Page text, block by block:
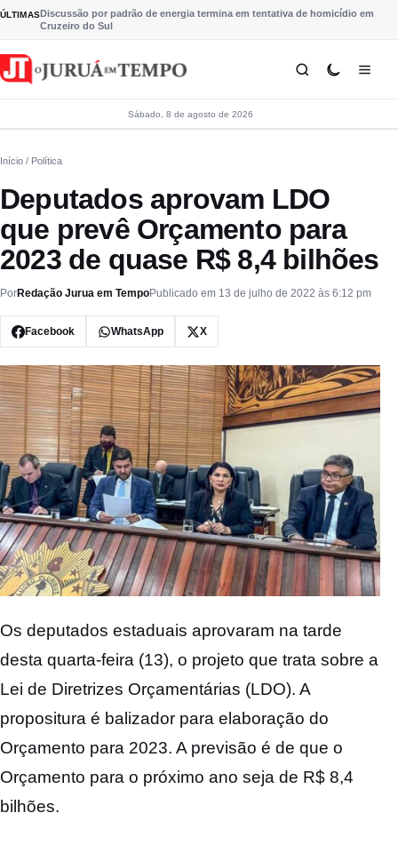
Pular para o conteúdo
ÚLTIMASDiscussão por padrão de energia termina em tentativa de homicídio em
Cruzeiro do Sul
Sábado, 8 de agosto de 2026
Início / Política
Deputados aprovam LDO
que prevê Orçamento para
2023 de quase R$ 8,4 bilhões
PorRedação Jurua em TempoPublicado em 13 de julho de 2022 às 6:12 pm
Facebook WhatsApp X
Os deputados estaduais aprovaram na tarde
desta quarta-feira (13), o projeto que trata sobre a
Lei de Diretrizes Orçamentárias (LDO). A
propositura é balizador para elaboração do
Orçamento para 2023. A previsão é de que o
Orçamento para o próximo ano seja de R$ 8,4
bilhões.